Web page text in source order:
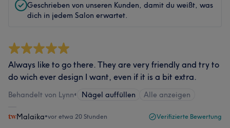
Geschrieben von unseren Kunden, damit du weißt, was
dich in jedem Salon erwartet.
Always like to go there. They are very friendly and try to
do wich ever design I want, even if it is a bit extra.
Behandelt von Lynn• Nägel auffüllen Alle anzeigen
Malaika•vor etwa 20 Stunden Verifizierte Bewertung